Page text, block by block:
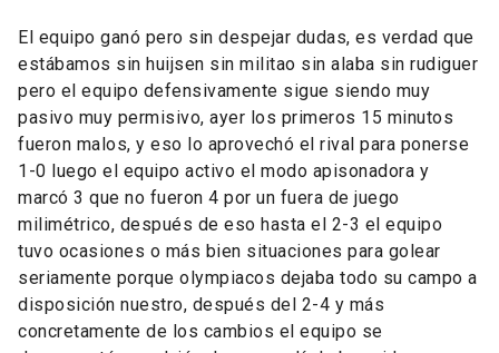
El equipo ganó pero sin despejar dudas, es verdad que
estábamos sin huijsen sin militao sin alaba sin rudiguer
pero el equipo defensivamente sigue siendo muy
pasivo muy permisivo, ayer los primeros 15 minutos
fueron malos, y eso lo aprovechó el rival para ponerse
1-0 luego el equipo activo el modo apisonadora y
marcó 3 que no fueron 4 por un fuera de juego
milimétrico, después de eso hasta el 2-3 el equipo
tuvo ocasiones o más bien situaciones para golear
seriamente porque olympiacos dejaba todo su campo a
disposición nuestro, después del 2-4 y más
concretamente de los cambios el equipo se